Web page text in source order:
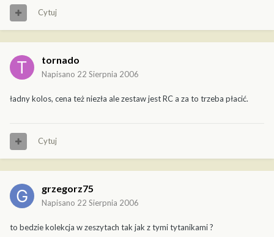
Cytuj
tornado
Napisano 22 Sierpnia 2006
ładny kolos, cena też niezła ale zestaw jest RC a za to trzeba płacić.
Cytuj
grzegorz75
Napisano 22 Sierpnia 2006
to bedzie kolekcja w zeszytach tak jak z tymi tytanikami ?